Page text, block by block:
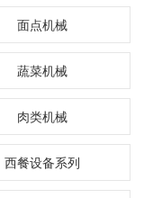
面点机械
蔬菜机械
肉类机械
西餐设备系列